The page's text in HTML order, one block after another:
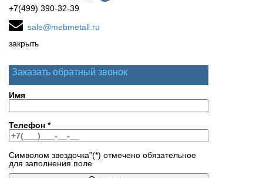
+7(499) 390-32-39
sale@mebmetall.ru
закрыть
Заказать обратный звонок
Имя
Телефон *
Символом звездочка"(*) отмечено обязательное
для заполнения поле